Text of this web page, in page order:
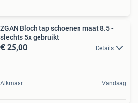
ZGAN Bloch tap schoenen maat 8.5 -
slechts 5x gebruikt
€ 25,00 Details
Alkmaar Vandaag